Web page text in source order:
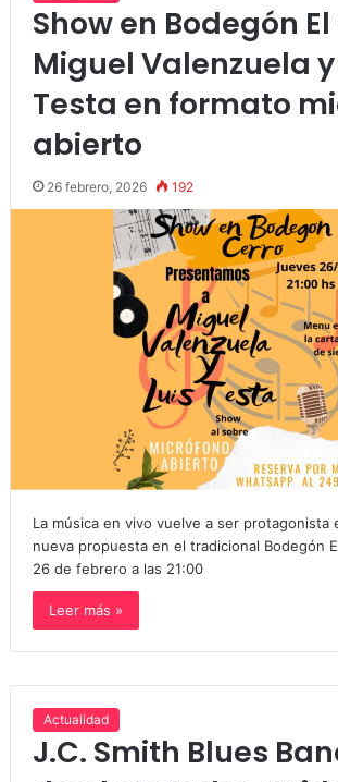
Show en Bodegón
Miguel Valenzuela y
Testa en formato
abierto
26 febrero, 2026 192
La música en vivo vuelve a ser protagonista
nueva propuesta en el tradicional Bodegón
26 de febrero a las 21:00
Leer más »
Actualidad
J.C. Smith Blues